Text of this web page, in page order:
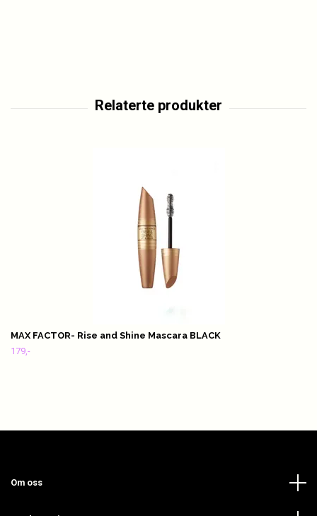
MAX FACTOR- Rise and Shine Mascara BLACK
179,-
Om oss